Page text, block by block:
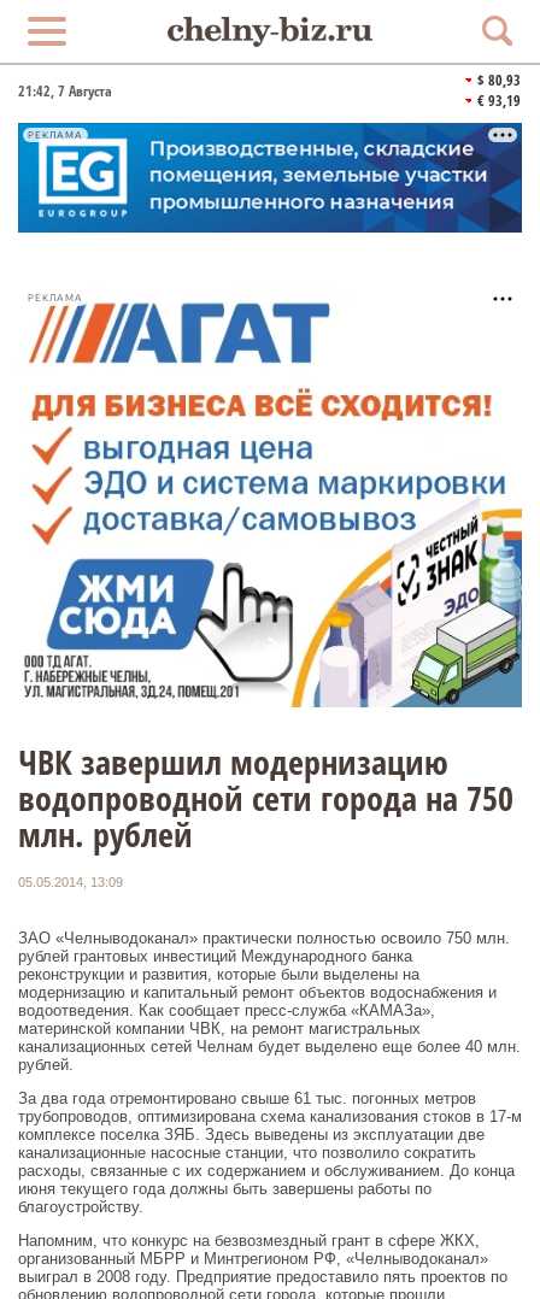
21:42, 7 Августа
$ 80,93
€ 93,19
РЕКЛАМА
РЕКЛАМА
ЧВК завершил модернизацию
водопроводной сети города на 750
млн. рублей
05.05.2014, 13:09
ЗАО «Челныводоканал» практически полностью освоило 750 млн.
рублей грантовых инвестиций Международного банка
реконструкции и развития, которые были выделены на
модернизацию и капитальный ремонт объектов водоснабжения и
водоотведения. Как сообщает пресс-служба «КАМАЗа»,
материнской компании ЧВК, на ремонт магистральных
канализационных сетей Челнам будет выделено еще более 40 млн.
рублей.
За два года отремонтировано свыше 61 тыс. погонных метров
трубопроводов, оптимизирована схема канализования стоков в 17-м
комплексе поселка ЗЯБ. Здесь выведены из эксплуатации две
канализационные насосные станции, что позволило сократить
расходы, связанные с их содержанием и обслуживанием. До конца
июня текущего года должны быть завершены работы по
благоустройству.
Напомним, что конкурс на безвозмездный грант в сфере ЖКХ,
организованный МБРР и Минтрегионом РФ, «Челныводоканал»
выиграл в 2008 году. Предприятие предоставило пять проектов по
обновлению водопроводной сети города, которые прошли